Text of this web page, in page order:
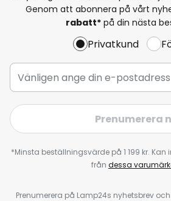
Genom att abonnera på vårt
rabatt* på din nästa
Privatkund
Prenumerera
*Minsta beställningsvärde på 1 199 kr.
från dessa
Prenumerera på Lamp24s nyhetsbrev